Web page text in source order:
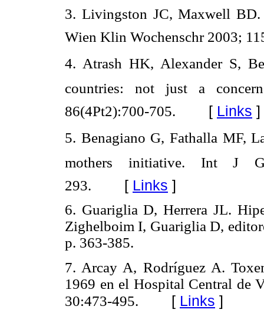
3. Livingston JC, Maxwell BD.
Wien Klin Wochenschr 2003;
4. Atrash HK, Alexander S,
countries: not just a
86(4Pt2):700-705. [ Links ]
5. Benagiano G, Fathalla MF,
mothers initiative. Int J
293. [ Links ]
6. Guariglia D, Herrera JL.
Zighelboim I, Guariglia D,
p. 363-385.
7. Arcay A, Rodríguez A.
1969 en el Hospital Central de
30:473-495. [ Links ]